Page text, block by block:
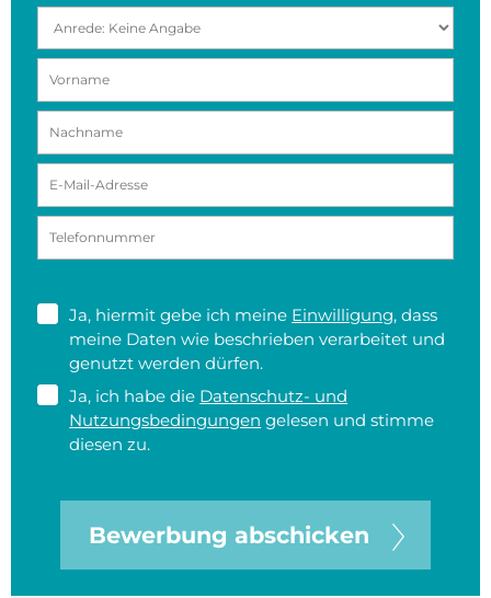
Ja, hiermit gebe ich meine Einwilligung, dass
meine Daten wie beschrieben verarbeitet und
genutzt werden dürfen.
Ja, ich habe die Datenschutz- und
Nutzungsbedingungen gelesen und stimme
diesen zu.
Bewerbung abschicken